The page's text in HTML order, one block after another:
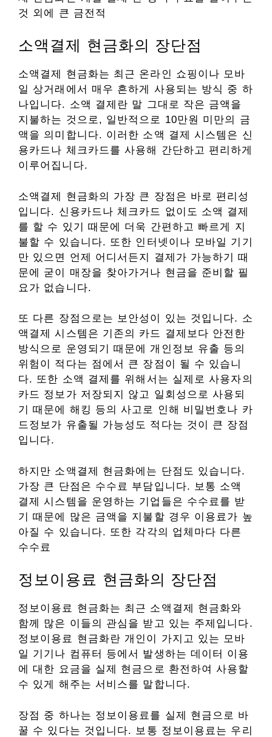
것 외에 큰 금전적
소액결제 현금화의 장단점
소액결제 현금화는 최근 온라인 쇼핑이나 모바
일 상거래에서 매우 흔하게 사용되는 방식 중 하
나입니다. 소액 결제란 말 그대로 작은 금액을
지불하는 것으로, 일반적으로 10만원 미만의 금
액을 의미합니다. 이러한 소액 결제 시스템은 신
용카드나 체크카드를 사용해 간단하고 편리하게
이루어집니다.
소액결제 현금화의 가장 큰 장점은 바로 편리성
입니다. 신용카드나 체크카드 없이도 소액 결제
를 할 수 있기 때문에 더욱 간편하고 빠르게 지
불할 수 있습니다. 또한 인터넷이나 모바일 기기
만 있으면 언제 어디서든지 결제가 가능하기 때
문에 굳이 매장을 찾아가거나 현금을 준비할 필
요가 없습니다.
또 다른 장점으로는 보안성이 있는 것입니다. 소
액결제 시스템은 기존의 카드 결제보다 안전한
방식으로 운영되기 때문에 개인정보 유출 등의
위험이 적다는 점에서 큰 장점이 될 수 있습니
다. 또한 소액 결제를 위해서는 실제로 사용자의
카드 정보가 저장되지 않고 일회성으로 사용되
기 때문에 해킹 등의 사고로 인해 비밀번호나 카
드정보가 유출될 가능성도 적다는 것이 큰 장점
입니다.
하지만 소액결제 현금화에는 단점도 있습니다.
가장 큰 단점은 수수료 부담입니다. 보통 소액
결제 시스템을 운영하는 기업들은 수수료를 받
기 때문에 많은 금액을 지불할 경우 이용료가 높
아질 수 있습니다. 또한 각각의 업체마다 다른
수수료
정보이용료 현금화의 장단점
정보이용료 현금화는 최근 소액결제 현금화와
함께 많은 이들의 관심을 받고 있는 주제입니다.
정보이용료 현금화란 개인이 가지고 있는 모바
일 기기나 컴퓨터 등에서 발생하는 데이터 이용
에 대한 요금을 실제 현금으로 환전하여 사용할
수 있게 해주는 서비스를 말합니다.
장점 중 하나는 정보이용료를 실제 현금으로 바
꿀 수 있다는 것입니다. 보통 정보이용료는 우리